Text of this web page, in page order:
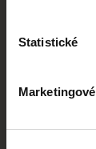
Statistické
Marketingové